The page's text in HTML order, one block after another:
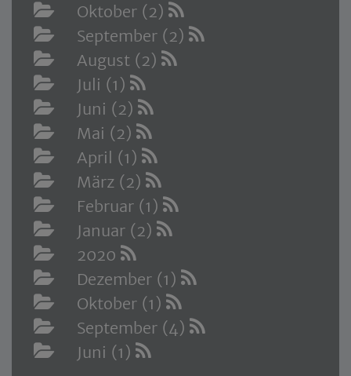
Oktober (2)
September (2)
August (2)
Juli (1)
Juni (2)
Mai (2)
April (1)
März (2)
Februar (1)
Januar (2)
2020
Dezember (1)
Oktober (1)
September (4)
Juni (1)